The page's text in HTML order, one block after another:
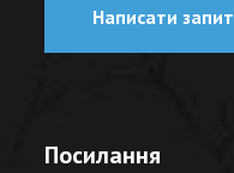
Написати запит
Посилання